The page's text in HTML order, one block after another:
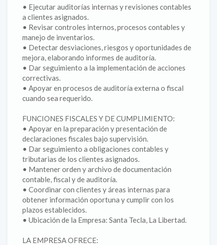
• Ejecutar auditorías internas y revisiones contables
a clientes asignados.
• Revisar controles internos, procesos contables y
manejo de inventarios.
• Detectar desviaciones, riesgos y oportunidades de
mejora, elaborando informes de auditoría.
• Dar seguimiento a la implementación de acciones
correctivas.
• Apoyar en procesos de auditoría externa o fiscal
cuando sea requerido.
FUNCIONES FISCALES Y DE CUMPLIMIENTO:
• Apoyar en la preparación y presentación de
declaraciones fiscales bajo supervisión.
• Dar seguimiento a obligaciones contables y
tributarias de los clientes asignados.
• Mantener orden y archivo de documentación
contable, fiscal y de auditoría.
• Coordinar con clientes y áreas internas para
obtener información oportuna y cumplir con los
plazos establecidos.
• Ubicación de la Empresa: Santa Tecla, La Libertad.
LA EMPRESA OFRECE: